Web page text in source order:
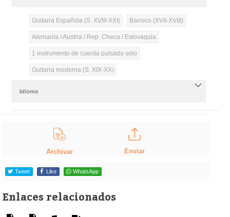
Guitarra Española (S. XVIII-XXI) Barroco (XVII-XVIII)
Alemania / Austria / Rep. Checa / Eslovaquia
1 instrumento de cuerda pulsada solo
Guitarra moderna (S. XIX-XX)
Idioma
Archivar Enviar
Tweet Like WhatsApp
Enlaces relacionados